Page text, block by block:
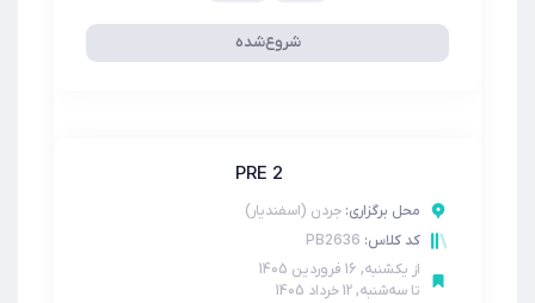
شروع‌‌شده
PRE 2
محل برگزاری: جردن (اسفندیار)
کد کلاس: PB2636
از یکشنبه, 16 فروردین 1405
تا سه‌شنبه, 12 خرداد 1405